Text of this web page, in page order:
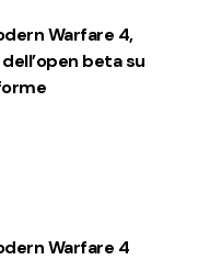
Warfare 4,
beta su
Warfare 4